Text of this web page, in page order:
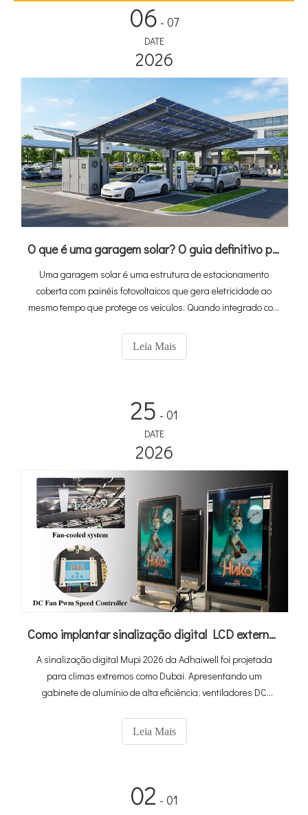
06 - 07
DATE
2026
O que é uma garagem solar? O guia definitivo para integração de energia fotovoltaica, armazenamento e carregamento de veículos elétricos
Uma garagem solar é uma estrutura de estacionamento
coberta com painéis fotovoltaicos que gera eletricidade ao
mesmo tempo que protege os veículos. Quando integrado com
veículos elétricos, torna-se um ecossistema completo de
“carregamento de armazenamento solar” que transforma
eléctricos a atingir os 20 milhões em 2025 e o mercado de
parques de estacionamento solares projectado para crescer
a uma taxa CAGR de 10,6%, para 2,67 mil milhões de dólares
até 2034, as soluções integradas estão a tornar-se
rapidamente o padrão para infra-estruturas de
carregamento comerciais e públicas.
Leia Mais
25 - 01
DATE
2026
Como implantar sinalização digital LCD externa de alto desempenho no calor extremo de 60°C em Dubai
A sinalização digital Mupi 2026 da Adhaiwell foi projetada
para climas extremos como Dubai. Apresentando um
gabinete de alumínio de alta eficiência, ventiladores DC
sistema permanece totalmente operacional mesmo em
temperaturas ambientes de 60°C. É uma verdadeira solução
Leia Mais
02 - 01